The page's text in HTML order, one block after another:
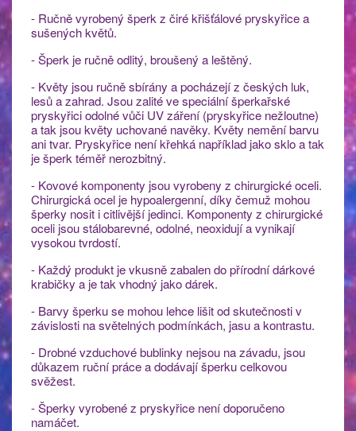
- Ručně vyrobený šperk z čiré křišťálové pryskyřice a
sušených květů.
- Šperk je ručně odlitý, broušený a leštěný.
- Květy jsou ručně sbírány a pocházejí z českých luk,
lesů a zahrad. Jsou zalité ve speciální šperkařské
pryskyřici odolné vůči UV záření (pryskyřice nežloutne)
a tak jsou květy uchované navěky. Květy nemění barvu
ani tvar. Pryskyřice není křehká například jako sklo a tak
je šperk téměř nerozbitný.
- Kovové komponenty jsou vyrobeny z chirurgické oceli.
Chirurgická ocel je hypoalergenní, díky čemuž mohou
šperky nosit i citlivější jedinci. Komponenty z chirurgické
oceli jsou stálobarevné, odolné, neoxidují a vynikají
vysokou tvrdostí.
- Každý produkt je vkusně zabalen do přírodní dárkové
krabičky a je tak vhodný jako dárek.
- Barvy šperku se mohou lehce lišit od skutečnosti v
závislosti na světelných podmínkách, jasu a kontrastu.
- Drobné vzduchové bublinky nejsou na závadu, jsou
důkazem ruční práce a dodávají šperku celkovou
svěžest.
- Šperky vyrobené z pryskyřice není doporučeno
namáčet.